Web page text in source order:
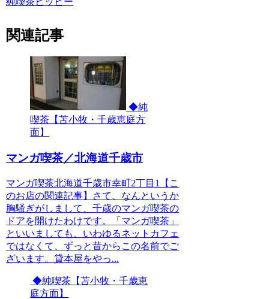
関連記事
◆純
喫茶【苫小牧・千歳恵庭方
面】
マンガ喫茶／北海道千歳市
マンガ喫茶北海道千歳市幸町2丁目1【こ
のお店の関連記事】さて、なんというか
胸騒ぎがしまして、千歳のマンガ喫茶の
ドアを開けたわけです。「マンガ喫茶」
といいましても、いわゆるネットカフェ
ではなくて、ずっと昔からこの名前でご
ざいます。貸本屋をやっ...
◆純喫茶【苫小牧・千歳恵
庭方面】